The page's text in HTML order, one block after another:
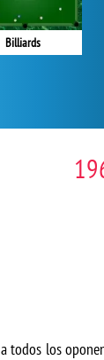
Billiards
todos los